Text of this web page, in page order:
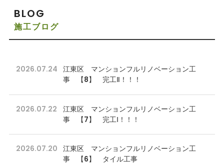
BLOG
施工ブログ
2026.07.24
江東区 マンションフルリノベーション工
事 【8】 完工Ⅱ！！！
2026.07.22
江東区 マンションフルリノベーション工
事 【7】 完工Ⅰ！！！
2026.07.20
江東区 マンションフルリノベーション工
事 【6】 タイル工事